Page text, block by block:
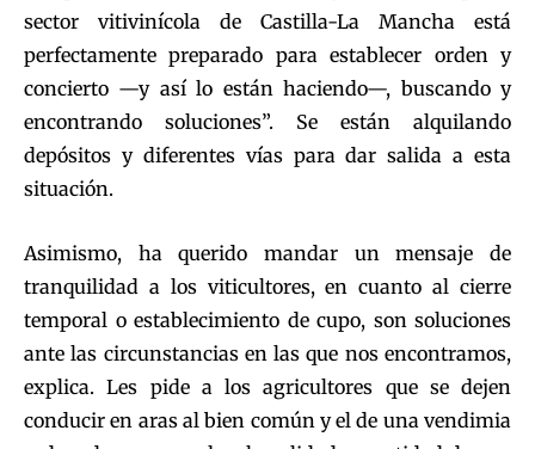
sector vitivinícola de Castilla-La Mancha está
perfectamente preparado para establecer orden y
concierto —y así lo están haciendo—, buscando y
encontrando soluciones”. Se están alquilando
depósitos y diferentes vías para dar salida a esta
situación.
Asimismo, ha querido mandar un mensaje de
tranquilidad a los viticultores, en cuanto al cierre
temporal o establecimiento de cupo, son soluciones
ante las circunstancias en las que nos encontramos,
explica. Les pide a los agricultores que se dejen
conducir en aras al bien común y el de una vendimia